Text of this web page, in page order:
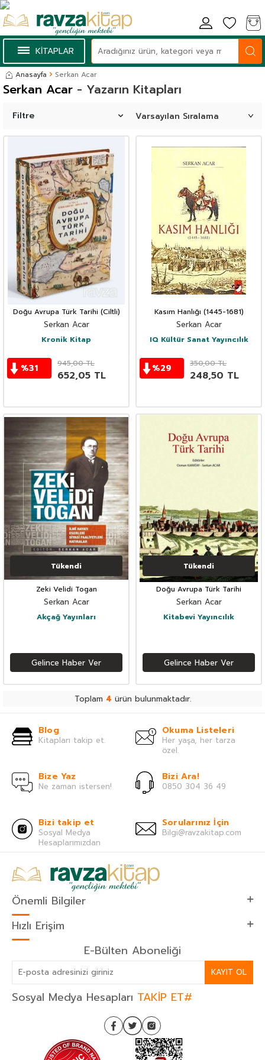
KİTAPLAR
Anasayfa Serkan Acar
- Yazarın Kitapları
Serkan Acar
Filtre
Doğu Avrupa Türk Tarihi (Ciltli)
Serkan Acar
Kronik Kitap
%31 945,00TL
652,05 TL
Kasım Hanlığı (1445-1681)
Serkan Acar
IQ Kültür Sanat Yayıncılık
%29 350,00TL
248,50 TL
Tükendi
Zeki Velidi Togan
Serkan Acar
Akçağ Yayınları
Gelince Haber Ver
Tükendi
Doğu Avrupa Türk Tarihi
Serkan Acar
Kitabevi Yayıncılık
Gelince Haber Ver
Toplam 4 ürün bulunmaktadır.
Blog
Kitapları takip et.
Okuma Listeleri
Her yaşa, her tarza
özel.
Bize Yaz
Ne zaman istersen!
Bizi Ara!
0850 304 36 49
Bizi takip et
Sosyal Medya
Hesaplarımızdan
Sorularınız İçin
Bilgi@ravzakitap.com
Önemli Bilgiler
Hızlı Erişim
E-Bülten Aboneliği
KAYIT OL
Sosyal Medya Hesapları TAKİP ET#